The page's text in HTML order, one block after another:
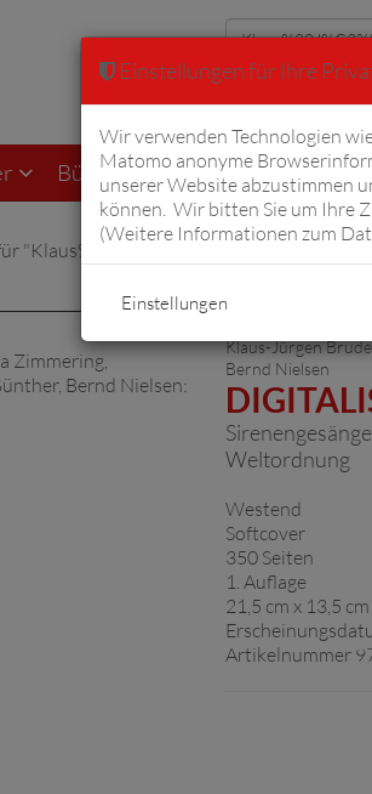
Erweiterte Suche
Bücher von Fiftyfifty
"Klaus%20J%C3%BCrgen%20bruder"
Klaus-Jürgen
Bernd Nielsen
Weltordnung
Westend
Softcover
350 Seiten
1. Auflage
21,5 cm x 13,5 cm
Artikelnummer
Einstellungen für Ihre
Wir verwenden Technologien
Matomo anonyme
unserer Website abzustimmen
können. Wir bitten Sie um Ihre
(Weitere Informationen zum
Einstellungen